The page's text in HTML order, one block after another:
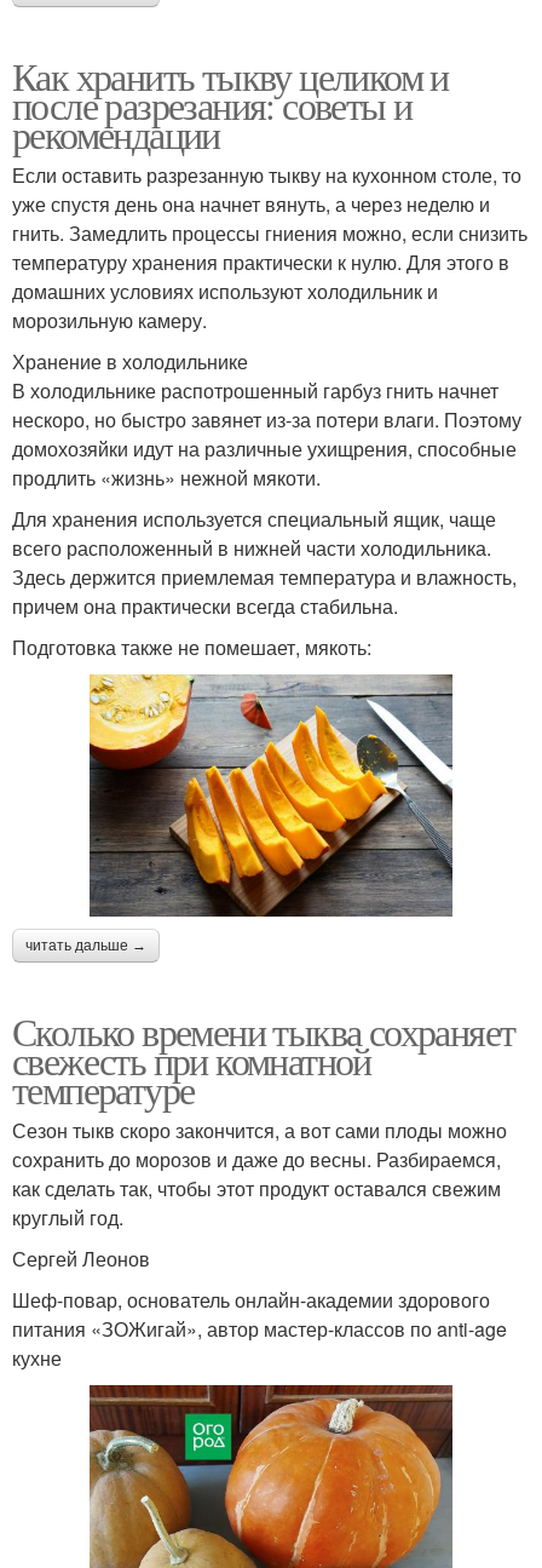
Как хранить тыкву целиком и
после разрезания: советы и
рекомендации
Если оставить разрезанную тыкву на кухонном столе, то
уже спустя день она начнет вянуть, а через неделю и
гнить. Замедлить процессы гниения можно, если снизить
температуру хранения практически к нулю. Для этого в
домашних условиях используют холодильник и
морозильную камеру.
Хранение в холодильнике
В холодильнике распотрошенный гарбуз гнить начнет
нескоро, но быстро завянет из-за потери влаги. Поэтому
домохозяйки идут на различные ухищрения, способные
продлить «жизнь» нежной мякоти.
Для хранения используется специальный ящик, чаще
всего расположенный в нижней части холодильника.
Здесь держится приемлемая температура и влажность,
причем она практически всегда стабильна.
Подготовка также не помешает, мякоть:
читать дальше →
Сколько времени тыква сохраняет
свежесть при комнатной
температуре
Сезон тыкв скоро закончится, а вот сами плоды можно
сохранить до морозов и даже до весны. Разбираемся,
как сделать так, чтобы этот продукт оставался свежим
круглый год.
Сергей Леонов
Шеф-повар, основатель онлайн-академии здорового
питания «ЗОЖигай», автор мастер-классов по anti-age
кухне